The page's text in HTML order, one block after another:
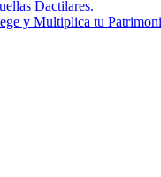
Dactilares.
y Multiplica tu